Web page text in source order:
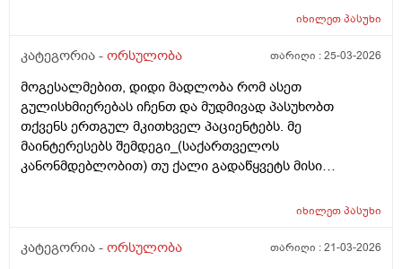
იხილეთპასუხი
კატეგორია - ორსულობა თარიღი :25-03-2026
მოგესალმებით, დიდი მადლობა რომ ასეთ
გულისხმიერებას იჩენთ და მუდმივად პასუხობთ
თქვენს ერთგულ მკითხველ პაციენტებს. მე
მაინტერესებს შემდეგი_(საქართველოს
კანონმდებლობით) თუ ქალი გადაწყვეტს მისი
(კვერცხუჯრედის კრიოპრეზერვაცია) შესაძლებელი?
მნიშვნელოვანი შეკითხვა_თუ, დავუშვათ, საკუთარ
იხილეთპასუხი
კატეგორია - ორსულობა თარიღი :21-03-2026